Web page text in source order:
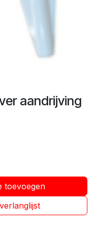
aandrijving
toevoegen